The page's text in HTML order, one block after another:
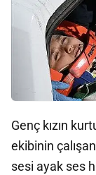
Genç kızın
ekibinin
sesi ayak ses